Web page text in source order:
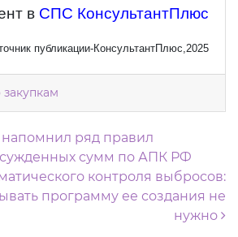
в СПС КонсультантПлюс
публикации-КонсультантПлюс,2025
по записям
ряд правил
сумм по АПК РФ
контроля выбросов:
программу ее создания не
нужно